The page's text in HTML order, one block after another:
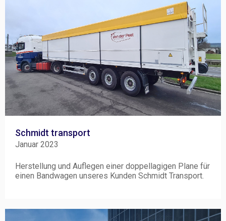
Schmidt transport
Januar 2023
Herstellung und Auflegen einer doppellagigen Plane für
einen Bandwagen unseres Kunden Schmidt Transport.